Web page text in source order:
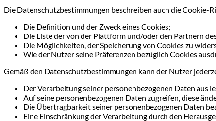
Die Datenschutzbestimmungen beschreiben auch die Cookie-
Die Definition und der Zweck eines Cookies;
Die Liste der von der Plattform und/oder den Partnern
Die Möglichkeiten, der Speicherung von Cookies zu
Wie der Nutzer seine Präferenzen bezüglich Cookies
Gemäß den Datenschutzbestimmungen kann der Nutzer
Der Verarbeitung seiner personenbezogenen Daten aus
Auf seine personenbezogenen Daten zugreifen, diese
Die Übertragbarkeit seiner personenbezogenen Daten
Eine Einschränkung der Verarbeitung durch den